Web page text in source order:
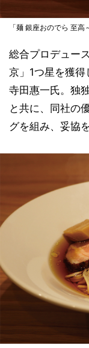
「麺 銀座おのでら 至
総合プロデュー
京」1つ星を獲
寺田惠一氏。独
と共に、同社の
グを組み、妥協